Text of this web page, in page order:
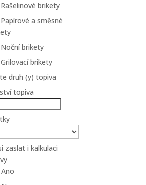
Rašelinové brikety
Papírové a směsné
Noční brikety
Grilovací brikety
druh (y) topiva
topiva
zaslat i kalkulaci
Ano